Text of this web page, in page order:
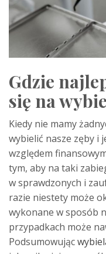
Gdzie
się na
Kiedy nie mamy
wybielić nasze zęby i
względem
tym, aby na taki
w sprawdzonych i
razie niestety może
wykonane w sposób
przypadkach może
Podsumowując